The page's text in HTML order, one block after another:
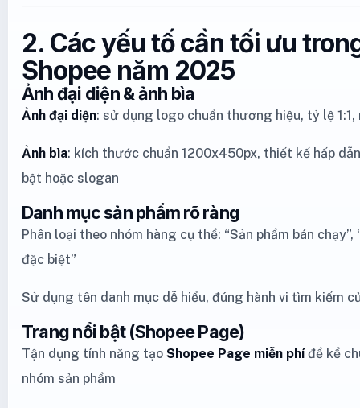
2. Các yếu tố cần tối ưu
Shopee năm 2025
Ảnh đại diện & ảnh bìa
Ảnh đại diện: sử dụng logo chuẩn thương hiệu, tỷ lệ 1:1,
Ảnh bìa: kích thước chuẩn 1200x450px, thiết kế hấp
bật hoặc slogan
Danh mục sản phẩm rõ ràng
Phân loại theo nhóm hàng cụ thể: “Sản phẩm bán chạy”,
đặc biệt”
Sử dụng tên danh mục dễ hiểu, đúng hành vi tìm kiếm
Trang nổi bật (Shopee Page)
Tận dụng tính năng tạo Shopee Page miễn phíđể kể
nhóm sản phẩm